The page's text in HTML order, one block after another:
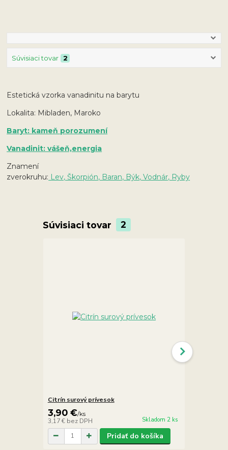
Súvisiaci tovar 2
Estetická vzorka vanadinitu na barytu
Lokalita: Mibladen, Maroko
Baryt: kameň porozumení
Vanadinit: vášeň,energia
Znamení
zverokruhu: Lev, Škorpión, Baran, Býk, Vodnár, Ryby
Súvisiaci tovar 2
Citrín surový prívesok
3,90 €/ks
3,17 € bez DPH Skladom 2 ks
Pridať do košíka